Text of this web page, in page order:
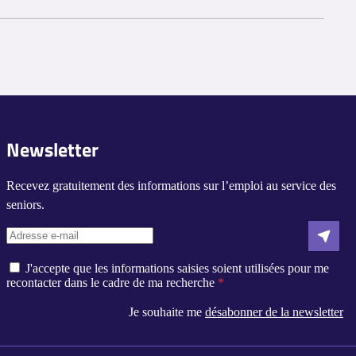
Newsletter
Recevez gratuitement des informations sur l’emploi au service des
seniors.
J'accepte que les informations saisies soient utilisées pour me
recontacter dans le cadre de ma recherche
Je souhaite medésabonner de la newsletter